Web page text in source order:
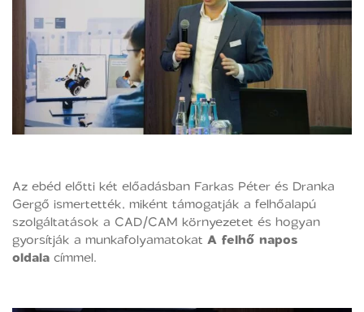
Az ebéd előtti két előadásban Farkas Péter és Dranka
Gergő ismertették, miként támogatják a felhőalapú
szolgáltatások a CAD/CAM környezetet és hogyan
gyorsítják a munkafolyamatokat A felhő napos
oldalacímmel.